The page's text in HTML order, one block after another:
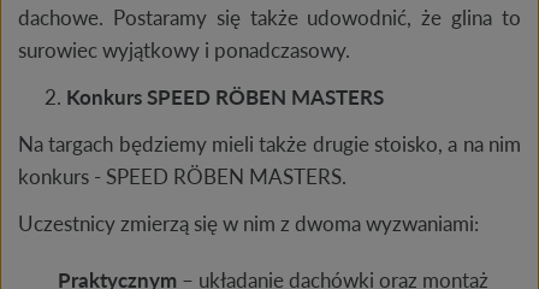
dachowe. Postaramy się także udowodnić, że glina to
surowiec wyjątkowy i ponadczasowy.
Konkurs SPEED RÖBEN MASTERS
Na targach będziemy mieli także drugie stoisko, a na nim
konkurs - SPEED RÖBEN MASTERS.
Uczestnicy zmierzą się w nim z dwoma wyzwaniami:
Praktycznym – układanie dachówki oraz montaż